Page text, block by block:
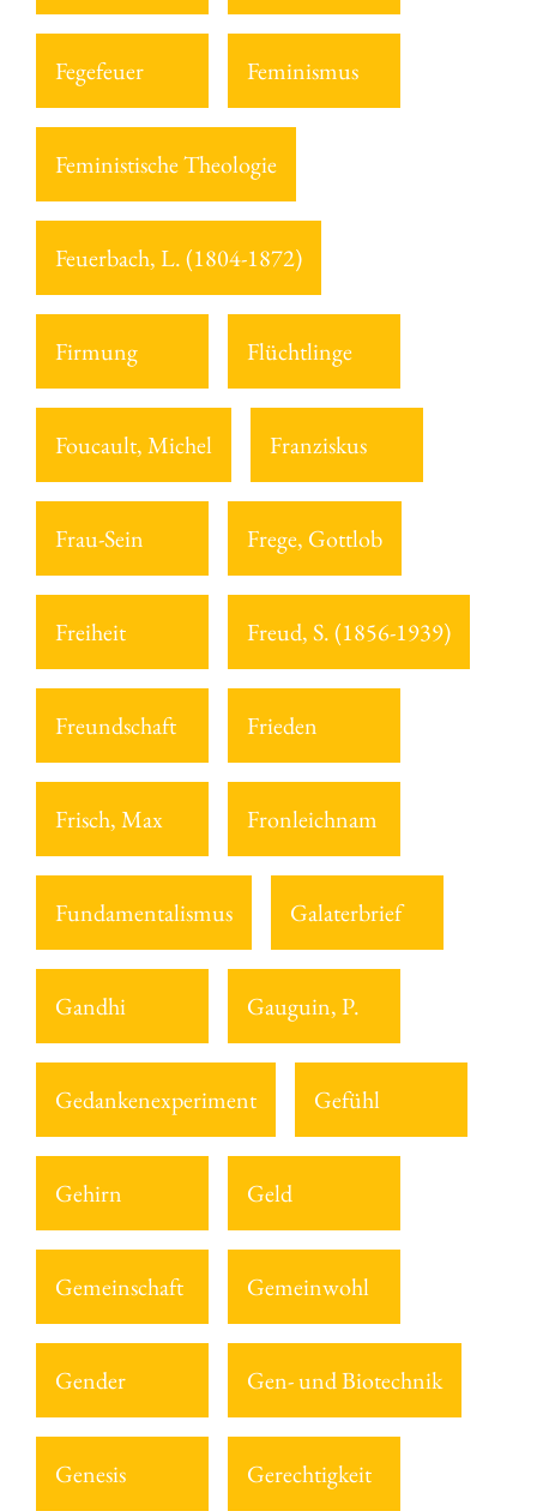
Fegefeuer Feminismus
Feministische Theologie
Feuerbach, L. (1804-1872)
Firmung Flüchtlinge
Foucault, Michel Franziskus
Frau-Sein Frege, Gottlob
Freiheit Freud, S. (1856-1939)
Freundschaft Frieden
Frisch, Max Fronleichnam
Fundamentalismus Galaterbrief
Gandhi Gauguin, P.
Gedankenexperiment Gefühl
Gehirn Geld
Gemeinschaft Gemeinwohl
Gender Gen- und Biotechnik
Genesis Gerechtigkeit